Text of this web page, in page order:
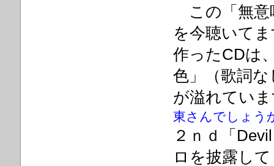
この「無意
を今聴いて
作ったCDは
色」（歌詞
が溢れてい
東さんでしょう
２ｎｄ「
ロを披露し